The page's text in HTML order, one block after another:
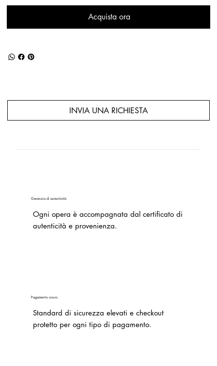
Acquista ora
INVIA UNA RICHIESTA
Garanzia di autenticità
Ogni opera è accompagnata dal certificato di
autenticità e provenienza.
Pagamento sicuro
Standard di sicurezza elevati e checkout
protetto per ogni tipo di pagamento.